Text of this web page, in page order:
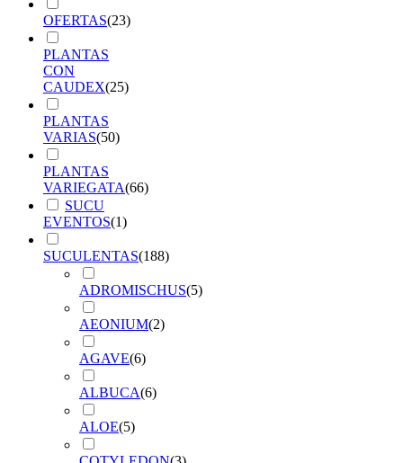
OFERTAS(23)
PLANTAS
CON
CAUDEX(25)
PLANTAS
VARIAS(50)
PLANTAS
VARIEGATA(66)
SUCU
EVENTOS(1)
SUCULENTAS(188)
ADROMISCHUS(5)
AEONIUM(2)
AGAVE(6)
ALBUCA(6)
ALOE(5)